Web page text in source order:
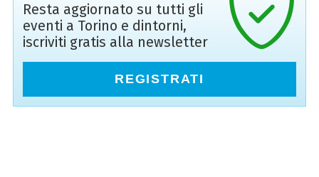
Resta aggiornato su tutti gli
eventi a Torino e dintorni,
iscriviti gratis alla newsletter
REGISTRATI